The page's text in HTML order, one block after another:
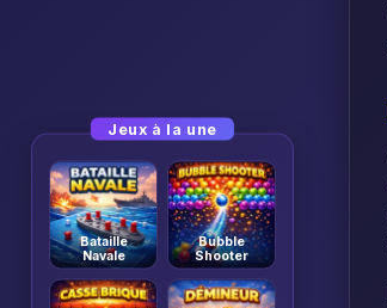
Jeux à la une
Bataille
Navale
Bubble
Shooter